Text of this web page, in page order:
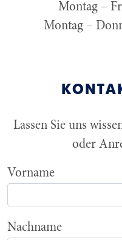
Montag –
Montag –
Lassen Sie uns
oder
Vorname
Nachname